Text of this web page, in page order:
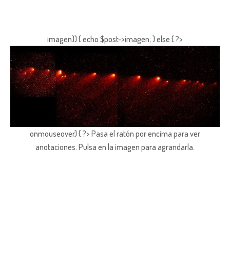
imagen)) { echo $post->imagen; } else { ?>
onmouseover) { ?> Pasa el ratón por encima para ver
anotaciones. Pulsa en la imagen para agrandarla.